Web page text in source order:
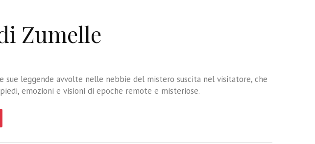
Zumelle
sue leggende avvolte nelle nebbie del mistero suscita nel visitatore, che
emozioni e visioni di epoche remote e misteriose.